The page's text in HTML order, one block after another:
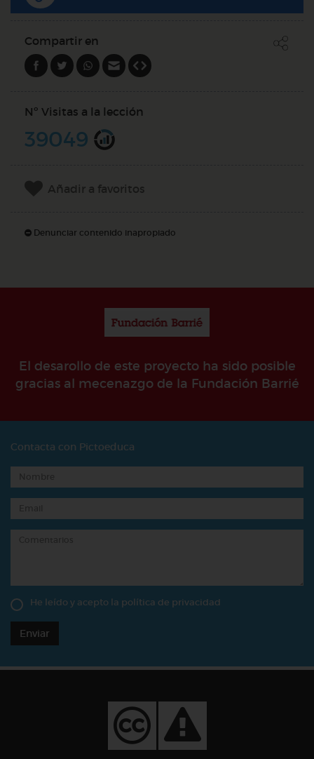
Compartir en
Nº Visitas a la lección
39049
Añadir a favoritos
Denunciar contenido inapropiado
El desarollo de este proyecto ha sido posible
gracias al mecenazgo de la Fundación Barrié
Contacta con Pictoeduca
He leído y acepto la política de privacidad
Enviar